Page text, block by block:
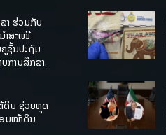
າ ຮ່ວມກັບ
ຳສະເໜີ
ຄູຊັ້ນປະຖົມ
ການສຶກສາ.
ດິນ ຊ່ວຍຫຼຸດ
ມໜ້າດິນ